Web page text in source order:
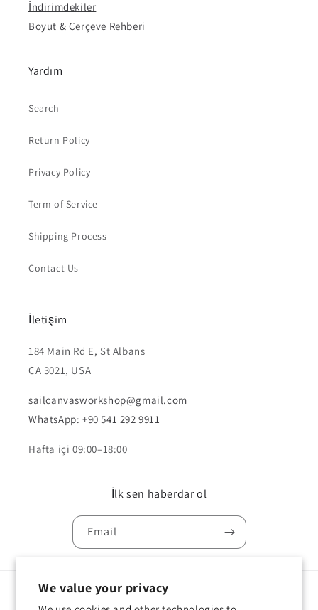
We value your privacy
İndirimdekiler
Boyut & Çerçeve Rehberi
Yardım
Search
Return Policy
Privacy Policy
Term of Service
Shipping Process
Contact Us
İletişim
184 Main Rd E, St Albans
CA 3021, USA
sailcanvasworkshop@gmail.com
WhatsApp: +90 541 292 9911
Hafta içi 09:00–18:00
İlk sen haberdar ol
Email
Country/region